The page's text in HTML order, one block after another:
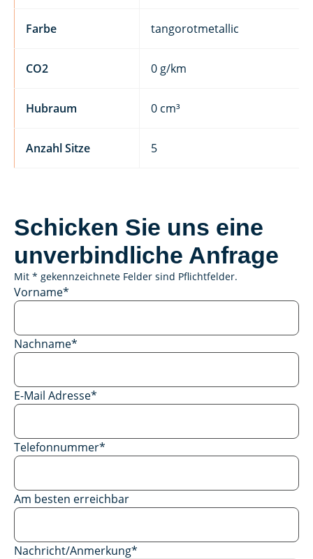
Farbe tangorotmetallic
CO2 0 g/km
Hubraum 0 cm³
Anzahl Sitze 5
Schicken Sie uns eine
unverbindliche Anfrage
Mit * gekennzeichnete Felder sind Pflichtfelder.
Vorname*
Nachname*
E-Mail Adresse*
Telefonnummer*
Am besten erreichbar
Nachricht/Anmerkung*